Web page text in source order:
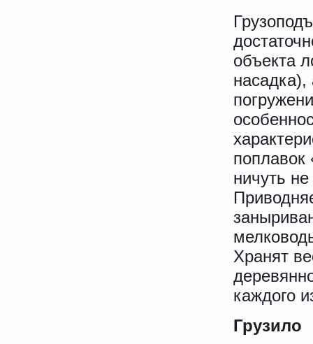
объекта
насадка),
поплавок
ничуть
Хранят
каждого
Грузило